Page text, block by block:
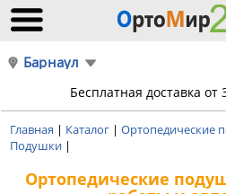
Барнаул
Бесплатная доставка от
Главная | Каталог | Ортопедические
Подушки |
Ортопедические